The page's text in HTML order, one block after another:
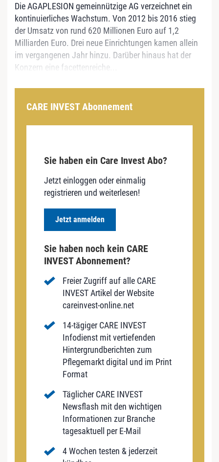
Die AGAPLESION gemeinnützige AG verzeichnet ein
kontinuierliches Wachstum. Von 2012 bis 2016 stieg
der Umsatz von rund 620 Millionen Euro auf 1,2
Milliarden Euro. Drei neue Einrichtungen kamen allein
im vergangenen Jahr hinzu. Darüber hinaus hat der
Konzern eine facettenreiche...
CARE INVEST Abonnement
Sie haben ein Care Invest Abo?
Jetzt einloggen oder einmalig
registrieren und weiterlesen!
Jetzt anmelden
Sie haben noch kein CARE
INVEST Abonnement?
Freier Zugriff auf alle CARE
INVEST Artikel der Website
careinvest-online.net
14-tägiger CARE INVEST
Infodienst mit vertiefenden
Hintergrundberichten zum
Pflegemarkt digital und im Print
Format
Täglicher CARE INVEST
Newsflash mit den wichtigen
Informationen zur Branche
tagesaktuell per E-Mail
4 Wochen testen & jederzeit